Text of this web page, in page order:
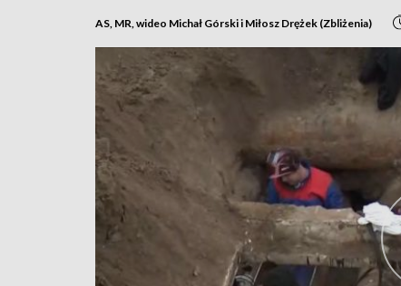
AS, MR, wideo Michał Górski i Miłosz Drężek (Zbliżenia)